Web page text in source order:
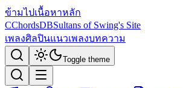
ข้ามไปเนื้อหาหลัก
CChordsDBSultans of Swing's Site
เพลงศิลปินแนวเพลงบทความ
Toggle theme